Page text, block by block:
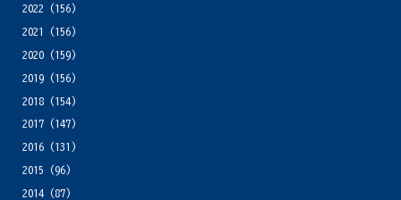
2022 (156)
2021
(156)
2020(159)
2019(156)
2018(154)
2017(147)
2016(131)
2015 (96)
2014(87)